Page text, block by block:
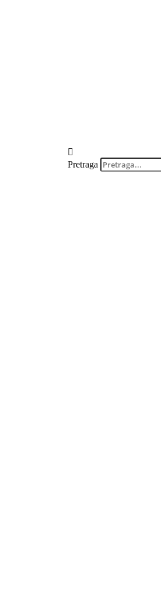
Pretraga